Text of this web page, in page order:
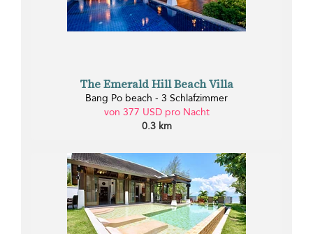
The Emerald Hill Beach Villa
Bang Po beach - 3 Schlafzimmer
von 377 USD pro Nacht
0.3 km